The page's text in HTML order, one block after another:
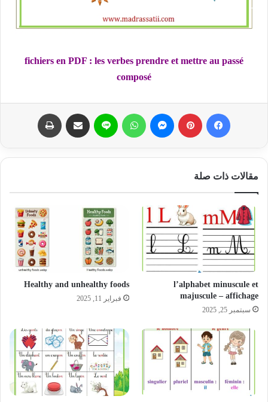
fichiers en PDF : les verbes prendre et mettre au passé
composé
مقالات ذات صلة
l’alphabet minuscule et
majuscule – affichage
سبتمبر 25, 2025
Healthy and unhealthy foods
فبراير 11, 2025